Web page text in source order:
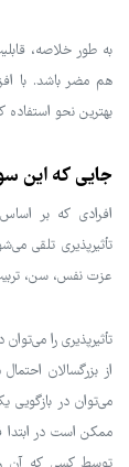
به طور خلاصه،
هم مضر باشد. با
بهترین نحو استفاده
جایی که این
افرادی که بر
تأثیرپذیری تلقی
عزت نفس، سن،
تأثیرپذیری را
از بزرگسالان
می‌توان در
ممکن است در